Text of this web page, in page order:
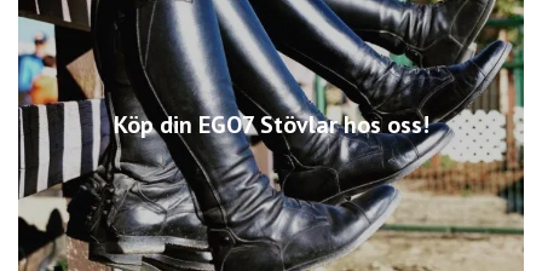
Köp din EGO7 Stövlar hos oss!